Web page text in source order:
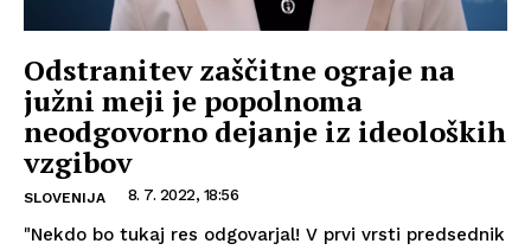
Odstranitev zaščitne ograje na
južni meji je popolnoma
neodgovorno dejanje iz ideoloških
vzgibov
SLOVENIJA 8. 7. 2022, 18:56
"Nekdo bo tukaj res odgovarjal! V prvi vrsti predsednik